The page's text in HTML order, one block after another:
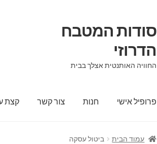
סודות המטבח
הדרוזי
החוויה האותנטית אצלך בבית
פרופיל אישי חנות צור קשר קצת
עמוד הבית ביטול עסקה